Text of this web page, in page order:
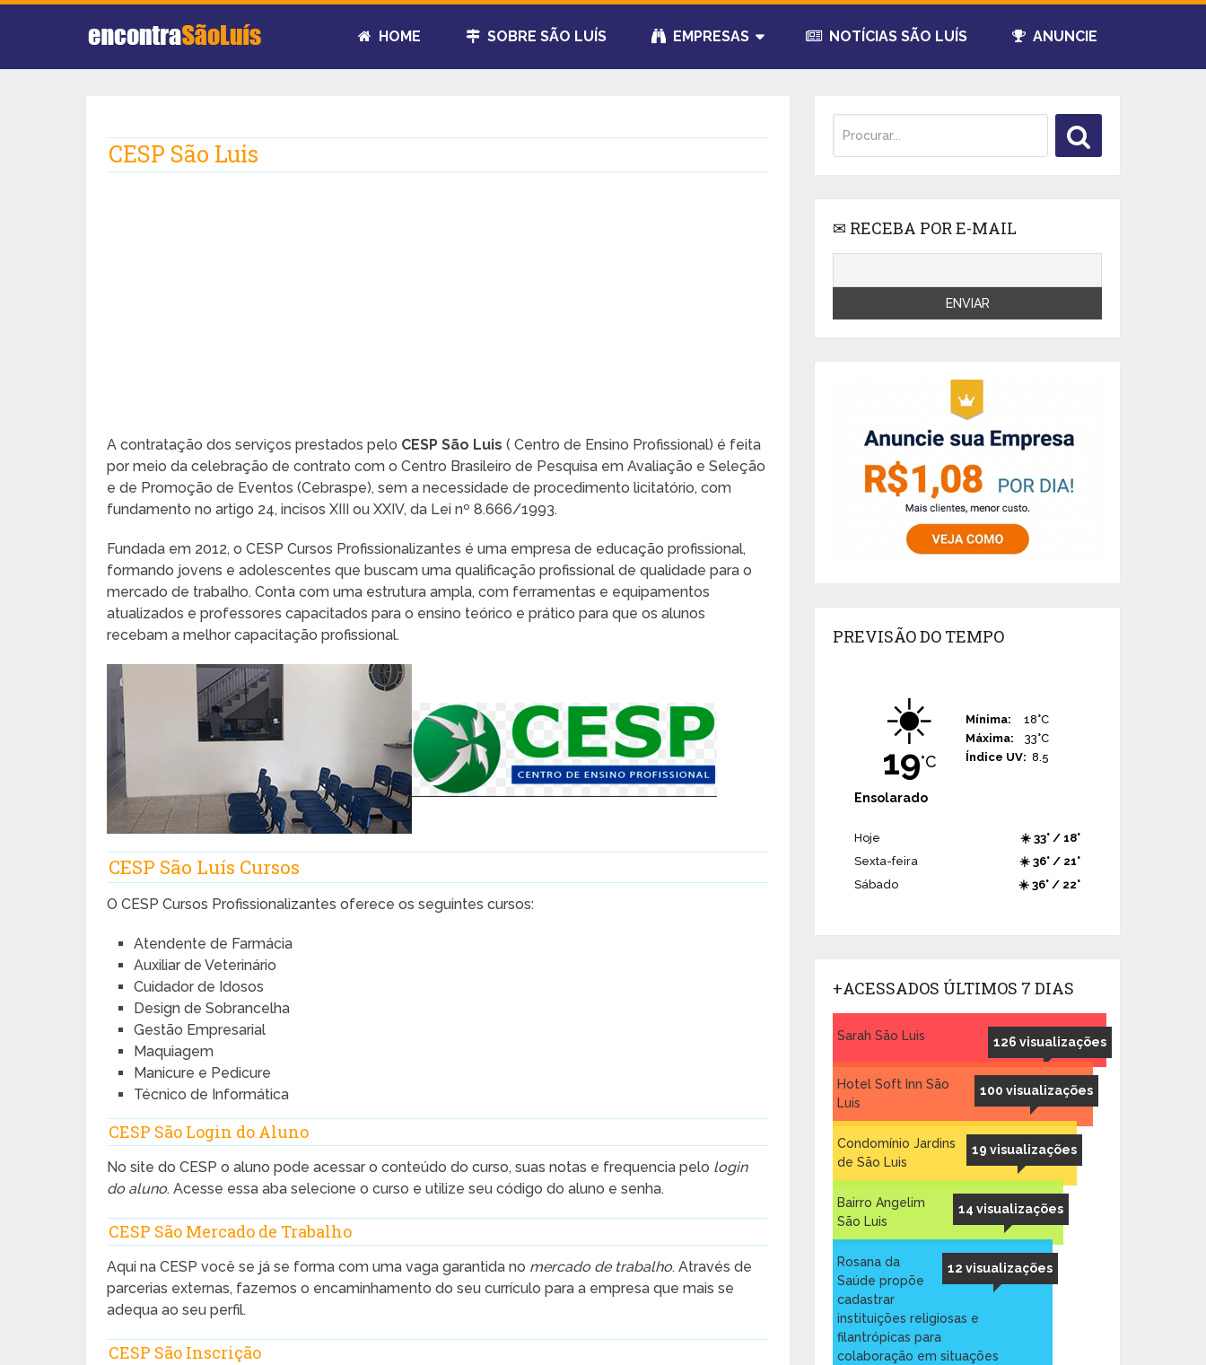
HOME SOBRE SÃO LUÍS EMPRESAS NOTÍCIAS SÃO LUÍS ANUNCIE
CESP São Luis
A contratação dos serviços prestados pelo CESP São Luis ( Centro de Ensino Profissional) é feita
por meio da celebração de contrato com o Centro Brasileiro de Pesquisa em Avaliação e Seleção
e de Promoção de Eventos (Cebraspe), sem a necessidade de procedimento licitatório, com
fundamento no artigo 24, incisos XIII ou XXIV, da Lei nº 8.666/1993.
Fundada em 2012, o CESP Cursos Profissionalizantes é uma empresa de educação profissional,
formando jovens e adolescentes que buscam uma qualificação profissional de qualidade para o
mercado de trabalho. Conta com uma estrutura ampla, com ferramentas e equipamentos
atualizados e professores capacitados para o ensino teórico e prático para que os alunos
recebam a melhor capacitação profissional.
CESP São Luís Cursos
O CESP Cursos Profissionalizantes oferece os seguintes cursos:
Atendente de Farmácia
Auxiliar de Veterinário
Cuidador de Idosos
Design de Sobrancelha
Gestão Empresarial
Maquiagem
Manicure e Pedicure
Técnico de Informática
CESP São Login do Aluno
No site do CESP o aluno pode acessar o conteúdo do curso, suas notas e frequencia pelo login
do aluno. Acesse essa aba selecione o curso e utilize seu código do aluno e senha.
CESP São Mercado de Trabalho
Aqui na CESP você se já se forma com uma vaga garantida no mercado de trabalho. Através de
parcerias externas, fazemos o encaminhamento do seu currículo para a empresa que mais se
adequa ao seu perfil.
CESP São Inscrição
✉ RECEBA POR E-MAIL
PREVISÃO DO TEMPO
☀️
19°C
Mínima:
18°C
Máxima:
33°C
Índice UV: 8.5
Ensolarado
Hoje
☀️ 33° / 18°
Sexta-feira
☀️ 36° / 21°
Sábado
☀️ 36° / 22°
+ACESSADOS ÚLTIMOS 7 DIAS
126 visualizações
Sarah São Luis
100 visualizações
Hotel Soft Inn São
Luis
19 visualizações
Condomínio Jardins
de São Luis
14 visualizações
Bairro Angelim
São Luis
12 visualizações
Rosana da
Saúde propõe
cadastrar
instituições religiosas e
filantrópicas para
colaboração em situações